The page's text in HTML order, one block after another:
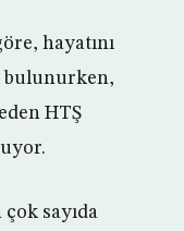
hayatını
bulunurken,
HTŞ
sayıda